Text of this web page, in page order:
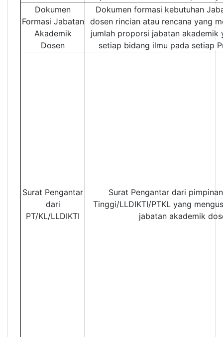
Dokumen
Formasi Jabatan
Akademik
Dosen
Dokumen formasi kebutuhan
dosen rincian atau rencana yang
jumlah proporsi jabatan akademik
setiap bidang ilmu pada setiap
Surat Pengantar
dari
PT/KL/LLDIKTI
Surat Pengantar dari
Tinggi/LLDIKTI/PTKL yang
jabatan akademik